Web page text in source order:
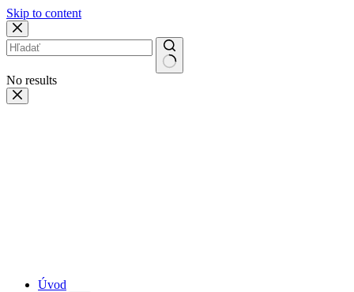
Skip to content
No results
Úvod